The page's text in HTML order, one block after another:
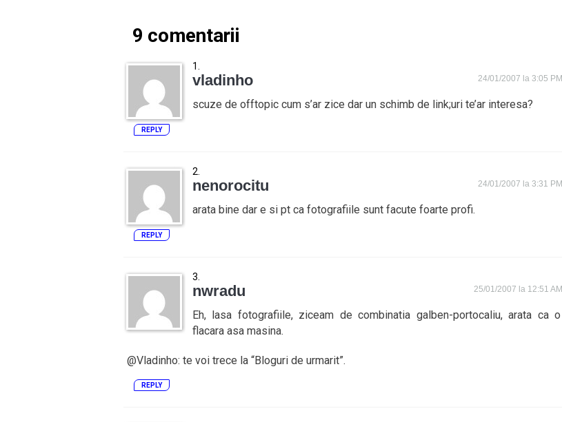
9 comentarii
vladinho 24/01/2007 la 3:05 PM
scuze de offtopic cum s’ar zice dar un schimb de link;uri te’ar interesa?
REPLY
nenorocitu 24/01/2007 la 3:31 PM
arata bine dar e si pt ca fotografiile sunt facute foarte profi.
REPLY
nwradu 25/01/2007 la 12:51 AM
Eh, lasa fotografiile, ziceam de combinatia galben-portocaliu, arata ca o
flacara asa masina.
@Vladinho: te voi trece la “Bloguri de urmarit”.
REPLY